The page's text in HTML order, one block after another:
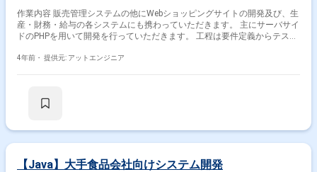
作業内容 販売管理システムの他にWebショッピングサイトの開発及び、生
産・財務・給与の各システムにも携わっていただきます。 主にサーバサイ
ドのPHPを用いて開発を行っていただきます。 工程は要件定義からテスト
ト, 結合テスト, システムテスト
4年前・ 提供元: アットエンジニア
【Java】大手食品会社向けシステム開発